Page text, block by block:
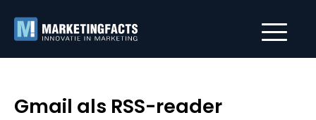
Gmail als RSS-reader